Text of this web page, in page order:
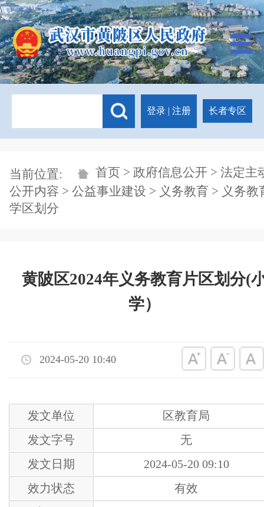
登录 | 注册 长者专区
当前位置: 首页 > 政府信息公开 > 法定主
公开内容 > 公益事业建设 > 义务教育 > 义务教
学区划分
黄陂区2024年义务教育片区划分(
学）
2024-05-20 10:40
发文单位
区教育局
发文字号
无
发文日期
2024-05-20 09:10
效力状态
有效